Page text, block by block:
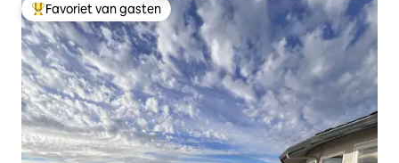
Topfavoriet van gasten
Favoriet van gasten